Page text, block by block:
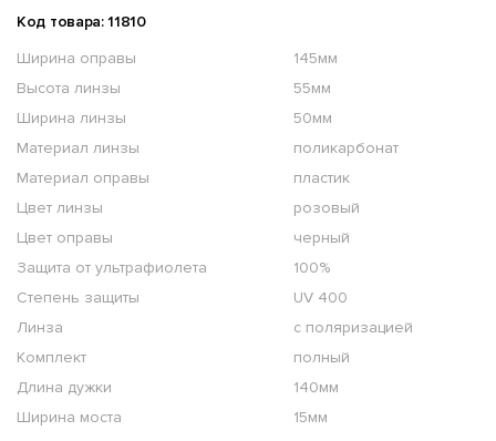
Код товара: 11810
Ширина оправы
145мм
Высота линзы
55мм
Ширина линзы
50мм
Материал линзы
поликарбонат
Материал оправы
пластик
Цвет линзы
розовый
Цвет оправы
черный
Защита от ультрафиолета
100%
Степень защиты
UV 400
Линза
с поляризацией
Комплект
полный
Длина дужки
140мм
Ширина моста
15мм